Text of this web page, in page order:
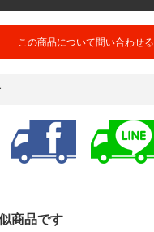
この商品について問い合わせる
商品です